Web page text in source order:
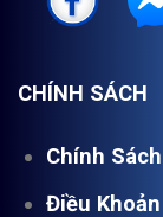
CHÍNH SÁCH
Chính
Điều